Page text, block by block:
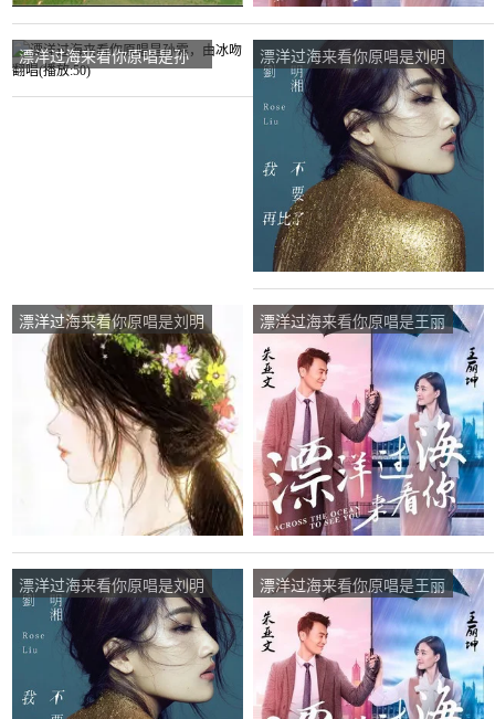
漂洋过海来看你原唱是孙
露，由冰吻翻唱(播放:50)
漂洋过海来看你原唱是刘明
湘，由蕙质兰心翻唱(播
放:106)
漂洋过海来看你原唱是刘明
湘，由ོ銩̤̮銩̤̮༉翻唱(播放:527)
漂洋过海来看你原唱是王丽
坤/朱亚文，由改变自己
（暂停互动）翻唱(播
放:173)
漂洋过海来看你原唱是刘明
湘，由陈红春翻唱(播
放:87)
漂洋过海来看你原唱是王丽
坤/朱亚文，由神韵青雪翻
唱(播放:65)